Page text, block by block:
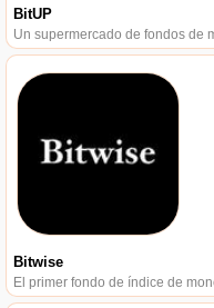
BitUP
Un supermercado de fondos de
Bitwise
El primer fondo de índice de